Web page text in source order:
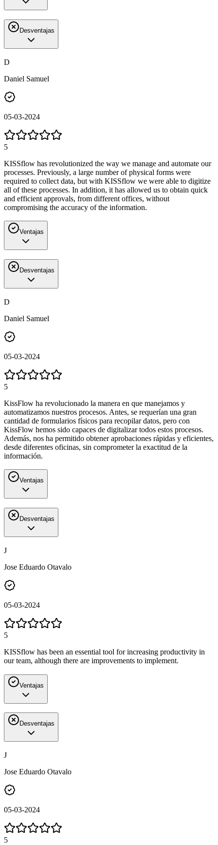
Desventajas
D
Daniel Samuel
05-03-2024
5
KISSflow has revolutionized the way we manage and automate our
processes. Previously, a large number of physical forms were
required to collect data, but with KISSflow we were able to digitize
all of these processes. In addition, it has allowed us to obtain quick
and efficient approvals, from different offices, without
compromising the accuracy of the information.
Ventajas
Desventajas
D
Daniel Samuel
05-03-2024
5
KissFlow ha revolucionado la manera en que manejamos y
automatizamos nuestros procesos. Antes, se requerían una gran
cantidad de formularios físicos para recopilar datos, pero con
KissFlow hemos sido capaces de digitalizar todos estos procesos.
Además, nos ha permitido obtener aprobaciones rápidas y eficientes,
desde diferentes oficinas, sin comprometer la exactitud de la
información.
Ventajas
Desventajas
J
Jose Eduardo Otavalo
05-03-2024
5
KISSflow has been an essential tool for increasing productivity in
our team, although there are improvements to implement.
Ventajas
Desventajas
J
Jose Eduardo Otavalo
05-03-2024
5